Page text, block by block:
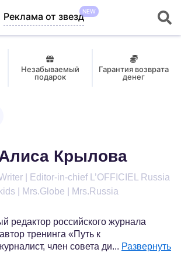
Реклама от звездNEW
Незабываемый
подарок
Гарантия возврата
денег
Крылова
| Editor-in-chief L’OFFICIEL Russia
kids | Mrs.Globe | Mrs.Russia
редактор российского журнала
тренинга «Путь к
член совета ди... Развернуть